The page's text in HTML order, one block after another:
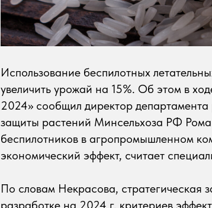
Использование беспилотных
увеличить урожай на 15%. Об этом в
2024» сообщил директор
защиты растений Минсельхоза РФ
беспилотников в агропромышленном
экономический эффект, считает
По словам Некрасова, стратегическая
разработке на 2024 г. критериев